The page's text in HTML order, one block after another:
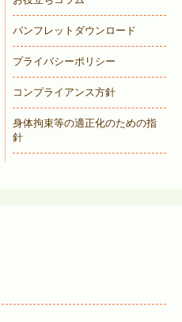
パンフレットダウンロード
プライバシーポリシー
コンプライアンス方針
身体拘束等の適正化のための指
針